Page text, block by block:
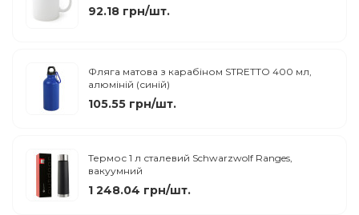
92.18 грн/шт.
Фляга матова з карабіном STRETTO 400 мл,
алюміній (синій)
105.55 грн/шт.
Термос 1 л сталевий Schwarzwolf Ranges,
вакуумний
1 248.04 грн/шт.